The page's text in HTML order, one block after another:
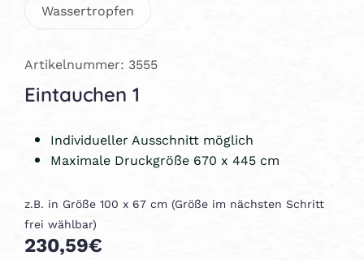
Wassertropfen
Artikelnummer: 3555
Eintauchen 1
Individueller Ausschnitt möglich
Maximale Druckgröße 670 x 445 cm
z.B. in Größe 100 x 67 cm (Größe im nächsten Schritt
frei wählbar)
230,59€